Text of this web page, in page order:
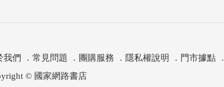
我們 ． 常見問題 ． 團購服務 ． 隱私權說明 ． 門市據點．
© 國家網路書店